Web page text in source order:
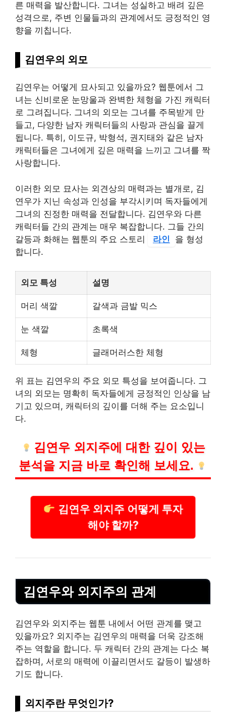
른 매력을 발산합니다. 그녀는 성실하고 배려 깊은
성격으로, 주변 인물들과의 관계에서도 긍정적인 영
향을 끼칩니다.
김연우의 외모
김연우는 어떻게 묘사되고 있을까요? 웹툰에서 그
녀는 신비로운 눈망울과 완벽한 체형을 가진 캐릭터
로 그려집니다. 그녀의 외모는 그녀를 주목받게 만
들고, 다양한 남자 캐릭터들의 사랑과 관심을 끌게
됩니다. 특히, 이도규, 박형석, 권지태와 같은 남자
캐릭터들은 그녀에게 깊은 매력을 느끼고 그녀를 짝
사랑합니다.
이러한 외모 묘사는 외견상의 매력과는 별개로, 김
연우가 지닌 속성과 인성을 부각시키며 독자들에게
그녀의 진정한 매력을 전달합니다. 김연우와 다른
캐릭터들 간의 관계는 매우 복잡합니다. 그들 간의
갈등과 화해는 웹툰의 주요 스토리
라인
을 형성
합니다.
외모 특성 설명
머리 색깔 갈색과 금발 믹스
눈 색깔 초록색
체형 글래머러스한 체형
위 표는 김연우의 주요 외모 특성을 보여줍니다. 그
녀의 외모는 명확히 독자들에게 긍정적인 인상을 남
기고 있으며, 캐릭터의 깊이를 더해 주는 요소입니
다.
김연우 외지주에 대한 깊이 있는
분석을 지금 바로 확인해 보세요.
김연우 외지주 어떻게 투자
해야 할까?
김연우와 외지주의 관계
김연우와 외지주는 웹툰 내에서 어떤 관계를 맺고
있을까요? 외지주는 김연우의 매력을 더욱 강조해
주는 역할을 합니다. 두 캐릭터 간의 관계는 다소 복
잡하며, 서로의 매력에 이끌리면서도 갈등이 발생하
기도 합니다.
외지주란 무엇인가?